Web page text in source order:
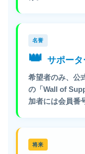
名誉
👑 サポー
希望者のみ、公
の「Wall of
加者には会員番
将来